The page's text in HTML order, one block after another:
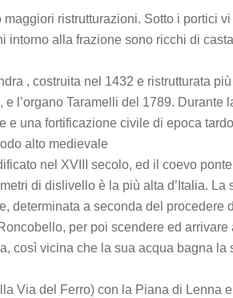
ristrutturazioni. Sotto i portici
intorno alla frazione sono ricchi di
, costruita nel 1432 e ristrutturata
l’organo Taramelli del 1789.
una fortificazione civile di epoca
alto medievale
nel XVIII secolo, ed il coevo
di dislivello è la più alta d’Italia.
determinata a seconda del
per poi scendere ed
così vicina che la sua acqua bagna
Via del Ferro) con la Piana di Lenna